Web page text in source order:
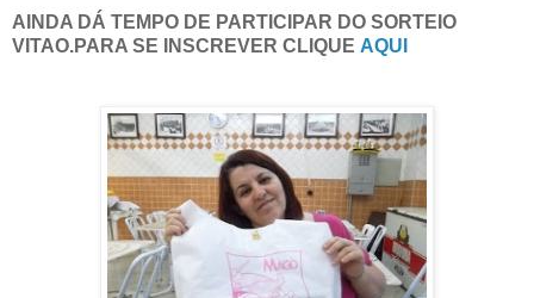
AINDA DÁ TEMPO DE PARTICIPAR DO SORTEIO
VITAO.PARA SE INSCREVER CLIQUE AQUI